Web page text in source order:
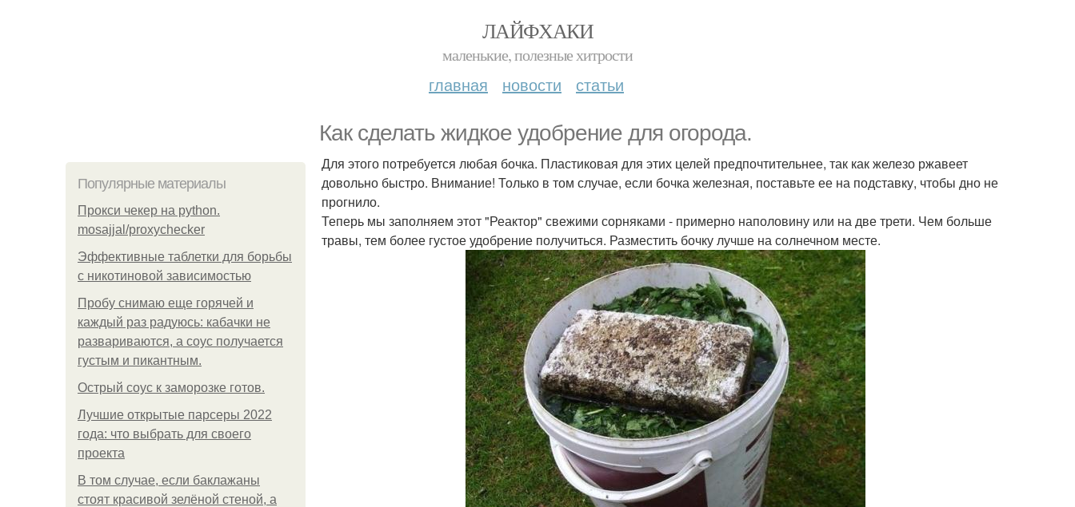
ЛАЙФХАКИ
маленькие, полезные хитрости
главная новости статьи
Как сделать жидкое удобрение для огорода.
Популярные материалы
Прокси чекер на python.
mosajjal/proxychecker
Эффективные таблетки для борьбы
с никотиновой зависимостью
Пробу снимаю еще горячей и
каждый раз радуюсь: кабачки не
развариваются, а соус получается
густым и пикантным.
Острый соус к заморозке готов.
Лучшие открытые парсеры 2022
года: что выбрать для своего
проекта
В том случае, если баклажаны
стоят красивой зелёной стеной, а
Для этого потребуется любая бочка. Пластиковая для этих целей предпочтительнее, так как железо ржавеет
довольно быстро. Внимание! Только в том случае, если бочка железная, поставьте ее на подставку, чтобы дно не
прогнило.
Теперь мы заполняем этот "Реактор" свежими сорняками - примерно наполовину или на две трети. Чем больше
травы, тем более густое удобрение получиться. Разместить бочку лучше на солнечном месте.